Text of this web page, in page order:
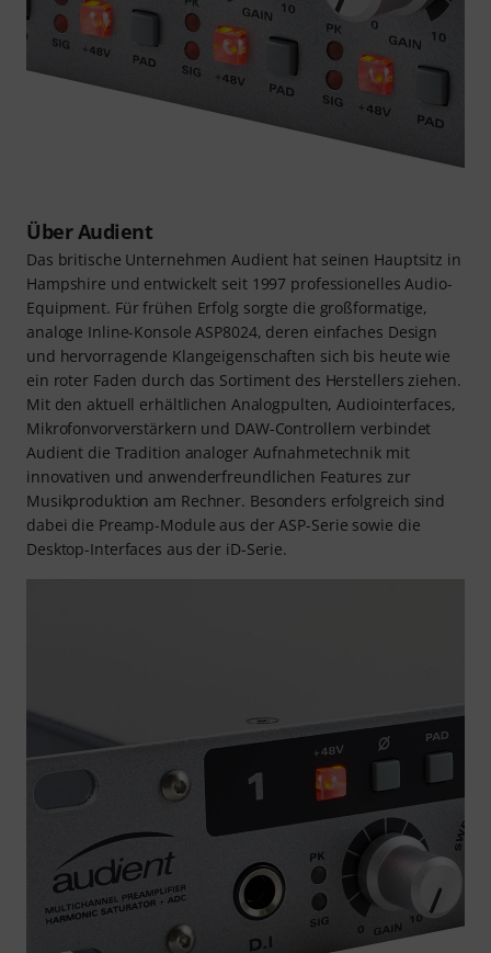
Über Audient
Das britische Unternehmen Audient hat seinen Hauptsitz in
Hampshire und entwickelt seit 1997 professionelles Audio-
Equipment. Für frühen Erfolg sorgte die großformatige,
analoge Inline-Konsole ASP8024, deren einfaches Design
und hervorragende Klangeigenschaften sich bis heute wie
ein roter Faden durch das Sortiment des Herstellers ziehen.
Mit den aktuell erhältlichen Analogpulten, Audiointerfaces,
Mikrofonvorverstärkern und DAW-Controllern verbindet
Audient die Tradition analoger Aufnahmetechnik mit
innovativen und anwenderfreundlichen Features zur
Musikproduktion am Rechner. Besonders erfolgreich sind
dabei die Preamp-Module aus der ASP-Serie sowie die
Desktop-Interfaces aus der iD-Serie.